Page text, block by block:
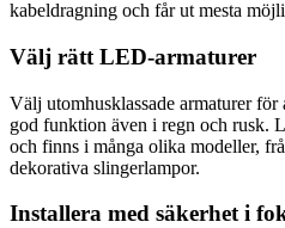
kabeldragning och får ut mesta
Välj rätt LED-armaturer
Välj utomhusklassade armaturer
god funktion även i regn och rusk.
och finns i många olika modeller,
dekorativa slingerlampor.
Installera med säkerhet i